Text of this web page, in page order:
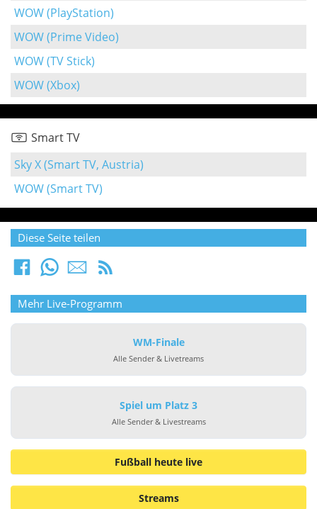
WOW (PlayStation)
WOW (Prime Video)
WOW (TV Stick)
WOW (Xbox)
Smart TV
Sky X (Smart TV, Austria)
WOW (Smart TV)
Diese Seite teilen
Mehr Live-Programm
WM-Finale
Alle Sender & Livetreams
Spiel um Platz 3
Alle Sender & Livestreams
Fußball heute live
Streams